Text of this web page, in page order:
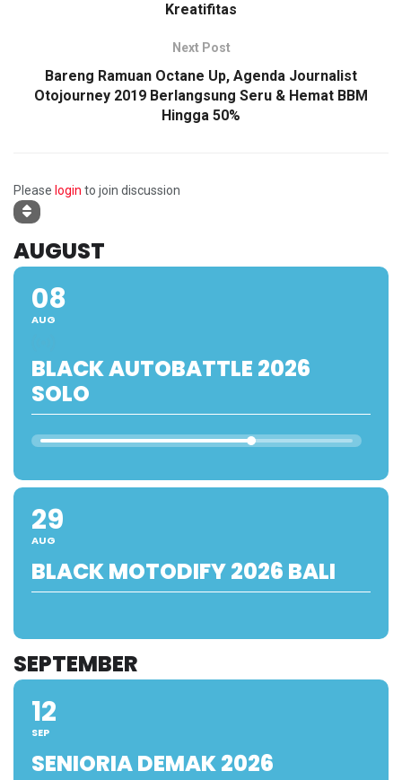
Kreatifitas
Next Post
Bareng Ramuan Octane Up, Agenda Journalist
Otojourney 2019 Berlangsung Seru & Hemat BBM
Hingga 50%
Please login to join discussion
AUGUST
08
AUG
BLACK AUTOBATTLE 2026
SOLO
29
AUG
BLACK MOTODIFY 2026 BALI
SEPTEMBER
12
SEP
SENIORIA DEMAK 2026